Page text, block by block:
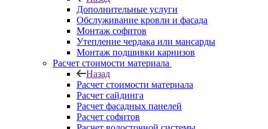
Дополнительные услуги
Обслуживание кровли и фасада
Монтаж софитов
Утепление чердака или мансарды
Монтаж подшивки карнизов
Расчет стоимости материала
Назад
Расчет стоимости материала
Расчет сайдинга
Расчет фасадных панелей
Расчет софитов